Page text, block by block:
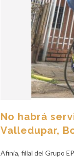
No habrá
Valledupar,
Afinia, filial del Grupo